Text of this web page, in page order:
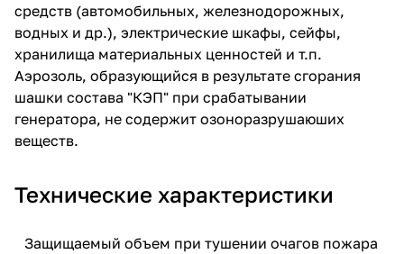
средств (автомобильных, железнодорожных,
водных и др.), электрические шкафы, сейфы,
хранилища материальных ценностей и т.п.
Аэрозоль, образующийся в результате сгорания
шашки состава "КЭП" при срабатывании
генератора, не содержит озоноразрушаюших
веществ.
Технические характеристики
Защищаемый объем при тушении очагов пожара